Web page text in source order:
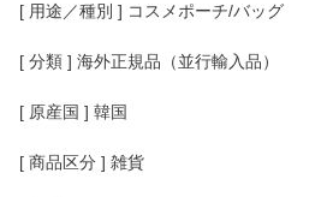
[ 用途／種別 ] コスメポーチ/バッグ
[ 分類 ] 海外正規品（並行輸入品）
[ 原産国 ] 韓国
[ 商品区分 ] 雑貨